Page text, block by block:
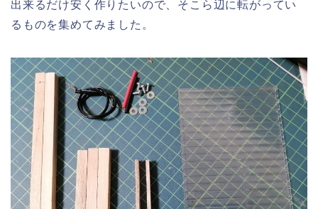
出来るだけ安く作りたいので、そこら辺に転がってい
るものを集めてみました。